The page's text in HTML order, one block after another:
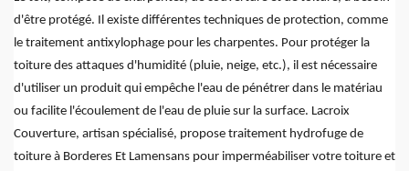
d'être protégé. Il existe différentes techniques de protection, comme
le traitement antixylophage pour les charpentes. Pour protéger la
toiture des attaques d'humidité (pluie, neige, etc.), il est nécessaire
d'utiliser un produit qui empêche l'eau de pénétrer dans le matériau
ou facilite l'écoulement de l'eau de pluie sur la surface. Lacroix
Couverture, artisan spécialisé, propose traitement hydrofuge de
toiture à Borderes Et Lamensans pour imperméabiliser votre toiture et